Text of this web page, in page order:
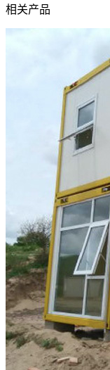
相关产品